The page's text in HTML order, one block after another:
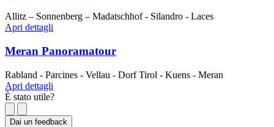
Allitz – Sonnenberg – Madatschhof - Silandro - Laces
Apri dettagli
Meran Panoramatour
Rabland - Parcines - Vellau - Dorf Tirol - Kuens - Meran
Apri dettagli
È stato utile?
Dai un feedback